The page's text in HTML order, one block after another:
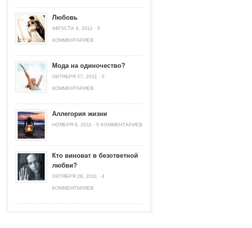
Любовь
АВГУСТА 4, 2011 · 5
КОММЕНТАРИЕВ
Мода на одиночество?
ОКТЯБРЯ 27, 2011 · 5
КОММЕНТАРИЕВ
Аллегория жизни
НОЯБРЯ 9, 2011 · 5 КОММЕНТАРИЕВ
Кто виноват в безответной
любви?
ОКТЯБРЯ 28, 2011 · 4
КОММЕНТАРИЕВ